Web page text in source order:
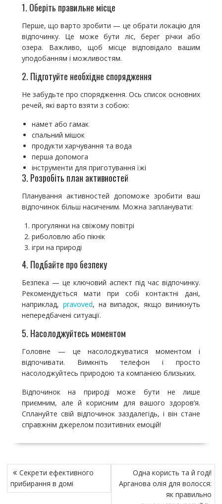
1. Оберіть правильне місце
Перше, що варто зробити — це обрати локацію для
відпочинку. Це може бути ліс, берег річки або
озера. Важливо, щоб місце відповідало вашим
уподобанням і можливостям.
2. Підготуйте необхідне спорядження
Не забудьте про спорядження. Ось список основних
речей, які варто взяти з собою:
намет або гамак
спальний мішок
продукти харчування та вода
перша допомога
інструменти для приготування їжі
3. Розробіть план активностей
Планування активностей допоможе зробити ваш
відпочинок більш насиченим. Можна запланувати:
прогулянки на свіжому повітрі
риболовлю або пікнік
ігри на природі
4. Подбайте про безпеку
Безпека — це ключовий аспект під час відпочинку.
Рекомендується мати при собі контактні дані,
наприклад, pravoved, на випадок, якщо виникнуть
непередбачені ситуації.
5. Насолоджуйтесь моментом
Головне — це насолоджуватися моментом і
відпочивати. Вимкніть телефон і просто
насолоджуйтесь природою та компанією близьких.
Відпочинок на природі може бути не лише
приємним, але й корисним для вашого здоров’я.
Сплануйте свій відпочинок заздалегідь, і він стане
справжнім джерелом позитивних емоцій!
Н
а
в
Секрети ефективного
прибирання в домі
Одна користь та й годі!
Арганова олія для волосся:
як правильно